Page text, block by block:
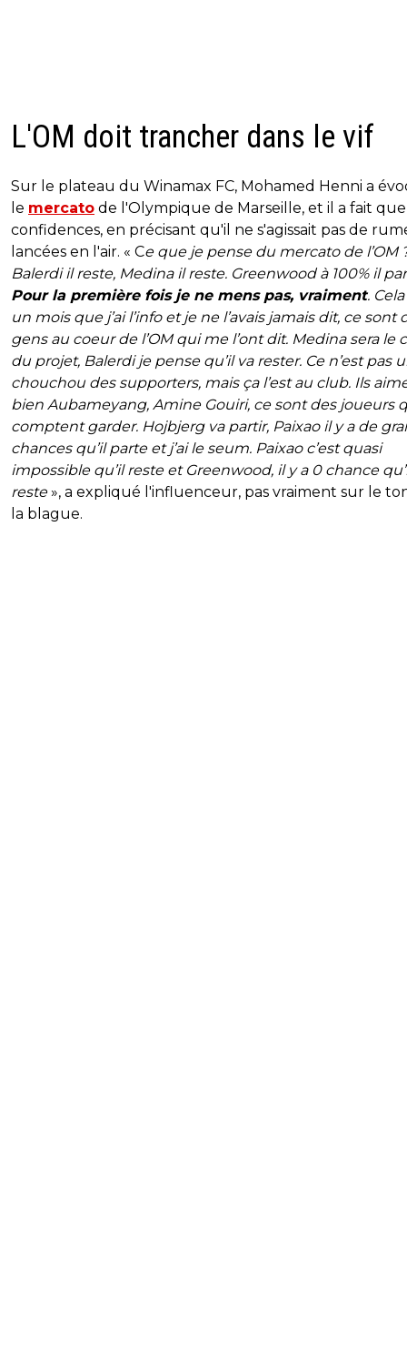
L'OM doit trancher dans le vif
Sur le plateau du Winamax FC, Mohamed Henni a
le mercato de l'Olympique de Marseille, et il a fait
confidences, en précisant qu'il ne s'agissait pas de
lancées en l'air. « Ce que je pense du mercato de l’OM
Balerdi il reste, Medina il reste. Greenwood à 100% il
Pour la première fois je ne mens pas, vraiment.
un mois que j’ai l’info et je ne l’avais jamais dit, ce sont
gens au coeur de l’OM qui me l’ont dit. Medina sera le
du projet, Balerdi je pense qu’il va rester. Ce n’est pas
chouchou des supporters, mais ça l’est au club. Ils
bien Aubameyang, Amine Gouiri, ce sont des joueurs
comptent garder. Hojbjerg va partir, Paixao il y a de
chances qu’il parte et j’ai le seum. Paixao c’est quasi
impossible qu’il reste et Greenwood, il y a 0 chance
reste», a expliqué l'influenceur, pas vraiment sur le
la blague.